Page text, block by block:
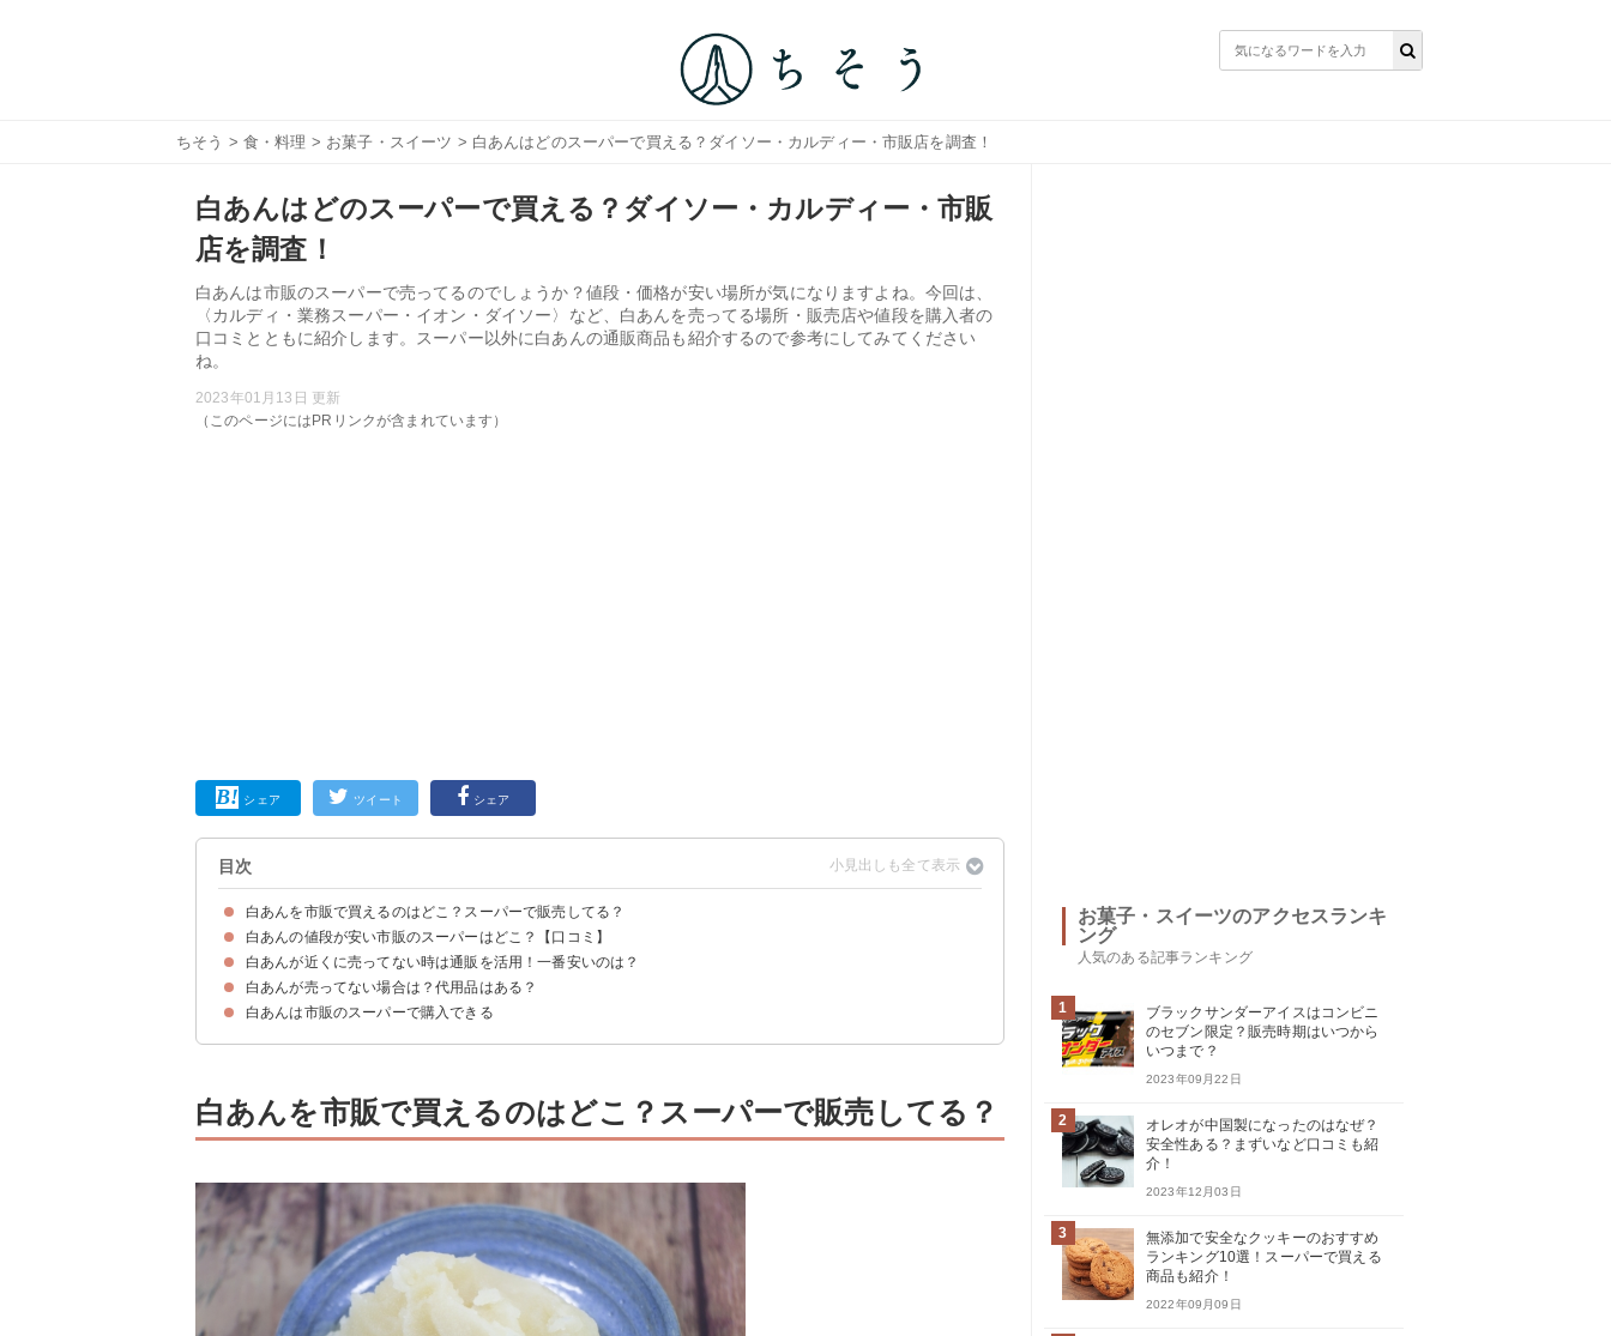
ちそう > 食・料理 > お菓子・スイーツ > 白あんはどのスーパーで買える？ダイソー・カルディー・市販店を調査！
白あんはどのスーパーで買える？ダイソー・カルディー・市販
店を調査！
白あんは市販のスーパーで売ってるのでしょうか？値段・価格が安い場所が気になりますよね。今回は、
〈カルディ・業務スーパー・イオン・ダイソー〉など、白あんを売ってる場所・販売店や値段を購入者の
口コミとともに紹介します。スーパー以外に白あんの通販商品も紹介するので参考にしてみてください
ね。
2023年01月13日 更新
（このページにはPRリンクが含まれています）
シェア ツイート シェア
目次
白あんを市販で買えるのはどこ？スーパーで販売してる？
白あんの売ってる場所・販売店の一覧
白あんの売り場
白あんの値段が安い市販のスーパーはどこ？【口コミ】
①業務スーパー（570円）
②カルディ（値段：不明）
③成城石井（値段：不明）
④イオン（値段：不明）
⑤富澤商店（520円）
白あんが近くに売ってない時は通販を活用！一番安いのは？
①富澤商店｜極上 白こしあん 500g（572円）
②Amazon｜マエダ 白あん 350g（360円）
③Yahoo!ショッピング｜橋本フーズ 和菓子 白あん 500g（370円）
白あんが売ってない場合は？代用品はある？
①白豆花の煮豆
②白いんげん豆の水煮
白あんは市販のスーパーで購入できる
白あんを市販で買えるのはどこ？スーパーで販売してる？
お菓子・スイーツのアクセスランキ
ング
人気のある記事ランキング
1
ブラックサンダーアイスはコンビニ
のセブン限定？販売時期はいつから
いつまで？
2023年09月22日
2
オレオが中国製になったのはなぜ？
安全性ある？まずいなど口コミも紹
介！
2023年12月03日
3
無添加で安全なクッキーのおすすめ
ランキング10選！スーパーで買える
商品も紹介！
2022年09月09日